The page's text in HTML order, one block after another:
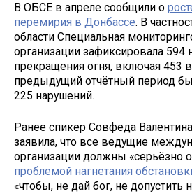
В ОБСЕ в апреле сообщили о
перемирия в Донбассе. В
области Специальная
организации зафиксировала
прекращения огня, включая 453
предыдущий отчётный период
225 нарушений.
Ранее спикер Совфеда
заявила, что все ведущие
организации должны «серьёзно
проблемой нагнетания
«чтобы, не дай бог, не допустить